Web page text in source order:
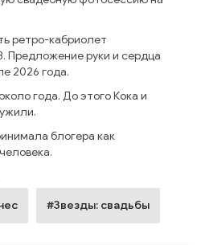
ретро-кабриолет
Предложение руки и сердца
2026 года.
года. До этого Кока и
блогера как
#Звезды: свадьбы